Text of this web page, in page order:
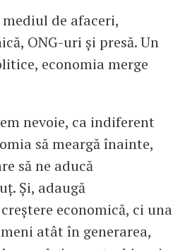
de afaceri,
ONG-uri și presă. Un
economia merge
nevoie, ca indiferent
să meargă înainte,
să ne aducă
Și, adaugă
economică, ci una
atât în generarea,